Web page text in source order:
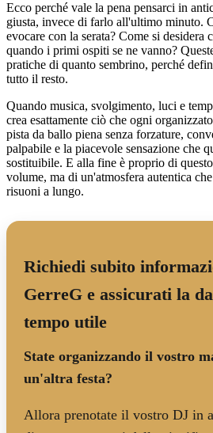
Ecco perché vale la pena pensarci in
giusta, invece di farlo all'ultimo minuto.
evocare con la serata? Come si desidera
quando i primi ospiti se ne vanno?
pratiche di quanto sembrino, perché
tutto il resto.
Quando musica, svolgimento, luci e
crea esattamente ciò che ogni
pista da ballo piena senza forzature,
palpabile e la piacevole sensazione che
sostituibile. E alla fine è proprio di
volume, ma di un'atmosfera autentica
risuoni a lungo.
Richiedi subito
GerreG e assicurati la
tempo utile
State organizzando il vostro
un'altra festa?
Allora prenotate il vostro DJ in